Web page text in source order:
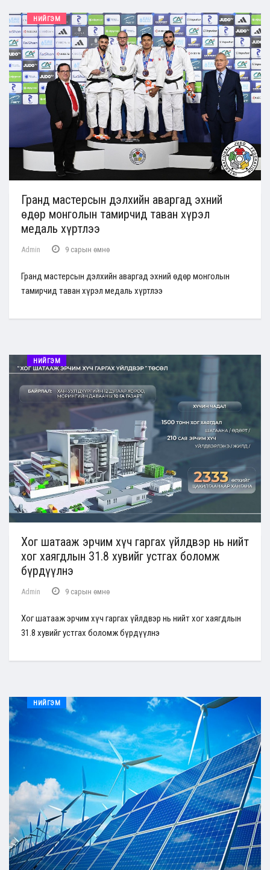
НИЙГЭМ
Гранд мастерсын дэлхийн аваргад эхний
өдөр монголын тамирчид таван хүрэл
медаль хүртлээ
Admin 9 сарын өмнө
Гранд мастерсын дэлхийн аваргад эхний өдөр монголын
тамирчид таван хүрэл медаль хүртлээ
НИЙГЭМ
Хог шатааж эрчим хүч гаргах үйлдвэр нь нийт
хог хаягдлын 31.8 хувийг устгах боломж
бүрдүүлнэ
Admin 9 сарын өмнө
Хог шатааж эрчим хүч гаргах үйлдвэр нь нийт хог хаягдлын
31.8 хувийг устгах боломж бүрдүүлнэ
НИЙГЭМ